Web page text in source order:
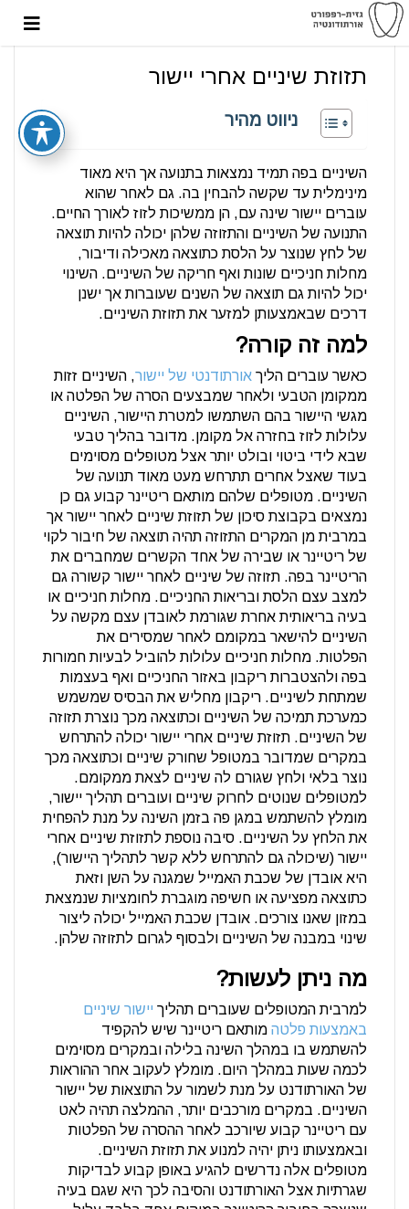
תזוזת שיניים אחרי יישור
ניווט מהיר
השיניים בפה תמיד נמצאות בתנועה אך היא מאוד
מינימלית עד שקשה להבחין בה. גם לאחר שהוא
עוברים יישור שינה עם, הן ממשיכות לזוז לאורך החיים.
התנועה של השיניים והתזוזה שלהן יכולה להיות תוצאה
של לחץ שנוצר על הלסת כתוצאה מאכילה ודיבור,
מחלות חניכיים שונות ואף חריקה של השיניים. השינוי
יכול להיות גם תוצאה של השנים שעוברות אך ישנן
דרכים שבאמצעותן למזער את תזוזת השיניים.
למה זה קורה?
כאשר עוברים הליך אורתודנטי של יישור, השיניים זזות
ממקומן הטבעי ולאחר שמבצעים הסרה של הפלטה או
מגשי היישור בהם השתמשו למטרת היישור, השיניים
עלולות לזוז בחזרה אל מקומן. מדובר בהליך טבעי
שבא לידי ביטוי ובולט יותר אצל מטופלים מסוימים
בעוד שאצל אחרים תתרחש מעט מאוד תנועה של
השיניים. מטופלים שלהם מותאם ריטיינר קבוע גם כן
נמצאים בקבוצת סיכון של תזוזת שיניים לאחר יישור אך
במרבית מן המקרים התזוזה תהיה תוצאה של חיבור לקוי
של ריטיינר או שבירה של אחד הקשרים שמחברים את
הריטיינר בפה. תזוזה של שיניים לאחר יישור קשורה גם
למצב עצם הלסת ובריאות החניכיים. מחלות חניכיים או
בעיה בריאותית אחרת שגורמת לאובדן עצם מקשה על
השיניים להישאר במקומם לאחר שמסירים את
הפלטות. מחלות חניכיים עלולות להוביל לבעיות חמורות
בפה ולהצטברות ריקבון באזור החניכיים ואף בעצמות
שמתחת לשיניים. ריקבון מחליש את הבסיס שמשמש
כמערכת תמיכה של השיניים וכתוצאה מכך נוצרת תזוזה
של השיניים. תזוזת שיניים אחרי יישור יכולה להתרחש
במקרים שמדובר במטופל שחורק שיניים וכתוצאה מכך
נוצר בלאי ולחץ שגורם לה שיניים לצאת ממקומם.
למטופלים שנוטים לחרוק שיניים ועוברים תהליך יישור,
מומלץ להשתמש במגן פה בזמן השינה על מנת להפחית
את הלחץ על השיניים. סיבה נוספת לתזוזת שיניים אחרי
יישור (שיכולה גם להתרחש ללא קשר לתהליך היישור),
היא אובדן של שכבת האמייל שמגנה על השן וזאת
כתוצאה מפציעה או חשיפה מוגברת לחומציות שנמצאת
במזון שאנו צורכים. אובדן שכבת האמייל יכולה ליצור
שינוי במבנה של השיניים ולבסוף לגרום לתזוזה שלהן.
מה ניתן לעשות?
למרבית המטופלים שעוברים תהליך יישור שיניים
באמצעות פלטה מותאם ריטיינר שיש להקפיד
להשתמש בו במהלך השינה בלילה ובמקרים מסוימים
לכמה שעות במהלך היום. מומלץ לעקוב אחר ההוראות
של האורתודנט על מנת לשמור על התוצאות של יישור
השיניים. במקרים מורכבים יותר, ההמלצה תהיה לאט
עם ריטיינר קבוע שיורכב לאחר ההסרה של הפלטות
ובאמצעותו ניתן יהיה למנוע את תזוזת השיניים.
מטופלים אלה נדרשים להגיע באופן קבוע לבדיקות
שגרתיות אצל האורתודנט והסיבה לכך היא שגם בעיה